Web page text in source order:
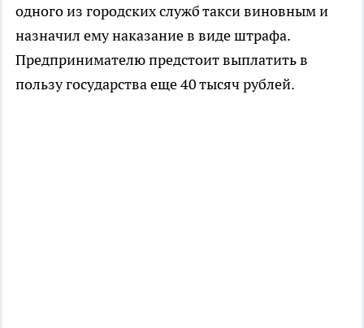
одного из городских служб такси виновным и
назначил ему наказание в виде штрафа.
Предпринимателю предстоит выплатить в
пользу государства еще 40 тысяч рублей.